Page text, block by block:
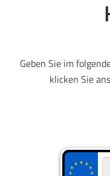
Geben Sie im
klicken Sie